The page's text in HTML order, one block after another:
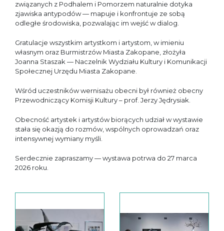
związanych z Podhalem i Pomorzem naturalnie dotyka
zjawiska antypodów — mapuje i konfrontuje ze sobą
odległe środowiska, pozwalając im wejść w dialog.
Gratulacje wszystkim artystkom i artystom, w imieniu
własnym oraz Burmistrzów Miasta Zakopane, złożyła
Joanna Staszak — Naczelnik Wydziału Kultury i Komunikacji
Społecznej Urzędu Miasta Zakopane.
Wśród uczestników wernisażu obecni był również obecny
Przewodniczący Komisji Kultury – prof. Jerzy Jędrysiak.
Obecność artystek i artystów biorących udział w wystawie
stała się okazją do rozmów, wspólnych oprowadzań oraz
intensywnej wymiany myśli.
Serdecznie zapraszamy — wystawa potrwa do 27 marca
2026 roku.